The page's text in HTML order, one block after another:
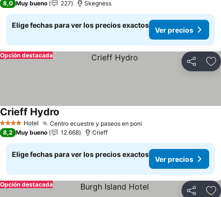
8,0 Muy bueno 227 Skegness
Elige fechas para ver los precios exactos
Ver precios
Compartir
Opción destacada
4 EstrellasHotel Centro ecuestre y paseos en poni
Crieff Hydro
8,2 Muy bueno 12.668 Crieff
Elige fechas para ver los precios exactos
Ver precios
Compartir
Opción destacada